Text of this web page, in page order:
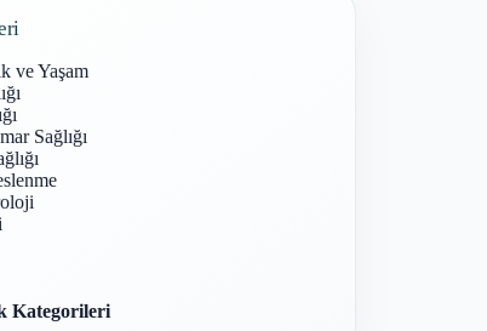
ve Yaşam
Sağlığı
Kategorileri